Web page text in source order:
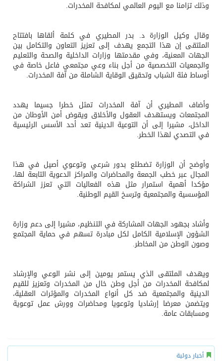
وذلك تزامنا مع اليوم العالمي لمكافحة المخدرات.
وقال وكيل الوزارة د. بدر المطيري في كلمة ألقاها بافتتاح
الملتقى إن هذا التجمع يهدف إلى تعزيز التعاون والتكامل بين
الجهات المعنية، وفي مقدمتها وزارات الداخلية والصحة والتعليم
والجمعيات التخصصية من أجل بناء وعي مجتمعي فاعل خاصة في
أوساط فئة الشباب وتحقيق الوقاية الشاملة من آفة المخدرات.
وأضاف المطيري أن آفة المخدرات تمثل خطرا جسيما يهدد
المجتمعات ويستهدف العقول والأخلاق ويقوض أمن الأوطان من
الداخل، مشيرا إلى أن التوعية الدينية تعد أحد الأسس الرئيسية
في التصدي لهذا الخطر.
وأوضح أن الوزارة تضطلع بدور شرعي وتوعوي أصيل في هذا
المجال عبر خطب الجمعة والمحاضرات والمراكز الدعوية التابعة لها،
مؤكدا أهمية استمرار مثل هذه الفعاليات التي تعزز الشراكة
المؤسسية والمجتمعية وترسخ القيم الوطنية.
وأشاد بجهود الجهات المشاركة في التنظيم، مشيرا إلى دعم وزارة
الشؤون الإسلامية الكامل لكل مبادرة تسهم في حماية المجتمع
وصون الوطن من المخاطر.
ويهدف الملتقى الذي يستمر يومين إلى نشر الوعي والإرشاد
لمكافحة المخدرات من أجل وطن خال من المخدرات وتعزيز للقيم
الدينية والمجتمعية ضد كل أنواع المخدرات والمؤثرات العقلية،
ويتضمن معرضا إرشاديا وتوعويا ومحاضرات وورش عمل توعوية
ومسابقات عامة.
أخبار دولية